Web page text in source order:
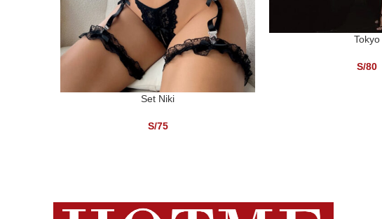
SELECCIONAR OPCIONES
Set Niki
S/75
SELECCIONAR OPCIONES
Tokyo
S/80